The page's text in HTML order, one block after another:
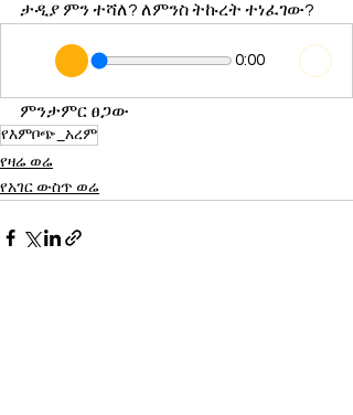
ታዲያ ምን ተሻለ? ለምንስ ትኩረት ተነፈገው?
0:00
ምንታምር ፀጋው
የእምቦጭ_አረም
የዛሬ ወሬ
የአገር ውስጥ ወሬ